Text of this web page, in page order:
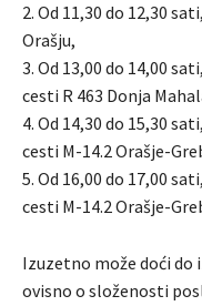
2. Od 11,30 do 12,30
Orašju,
3. Od 13,00 do 14,00
cesti R 463 Donja
4. Od 14,30 do 15,30
cesti M-14.2 Orašje-
5. Od 16,00 do 17,00
cesti M-14.2 Orašje-
Izuzetno može doći do
ovisno o složenosti